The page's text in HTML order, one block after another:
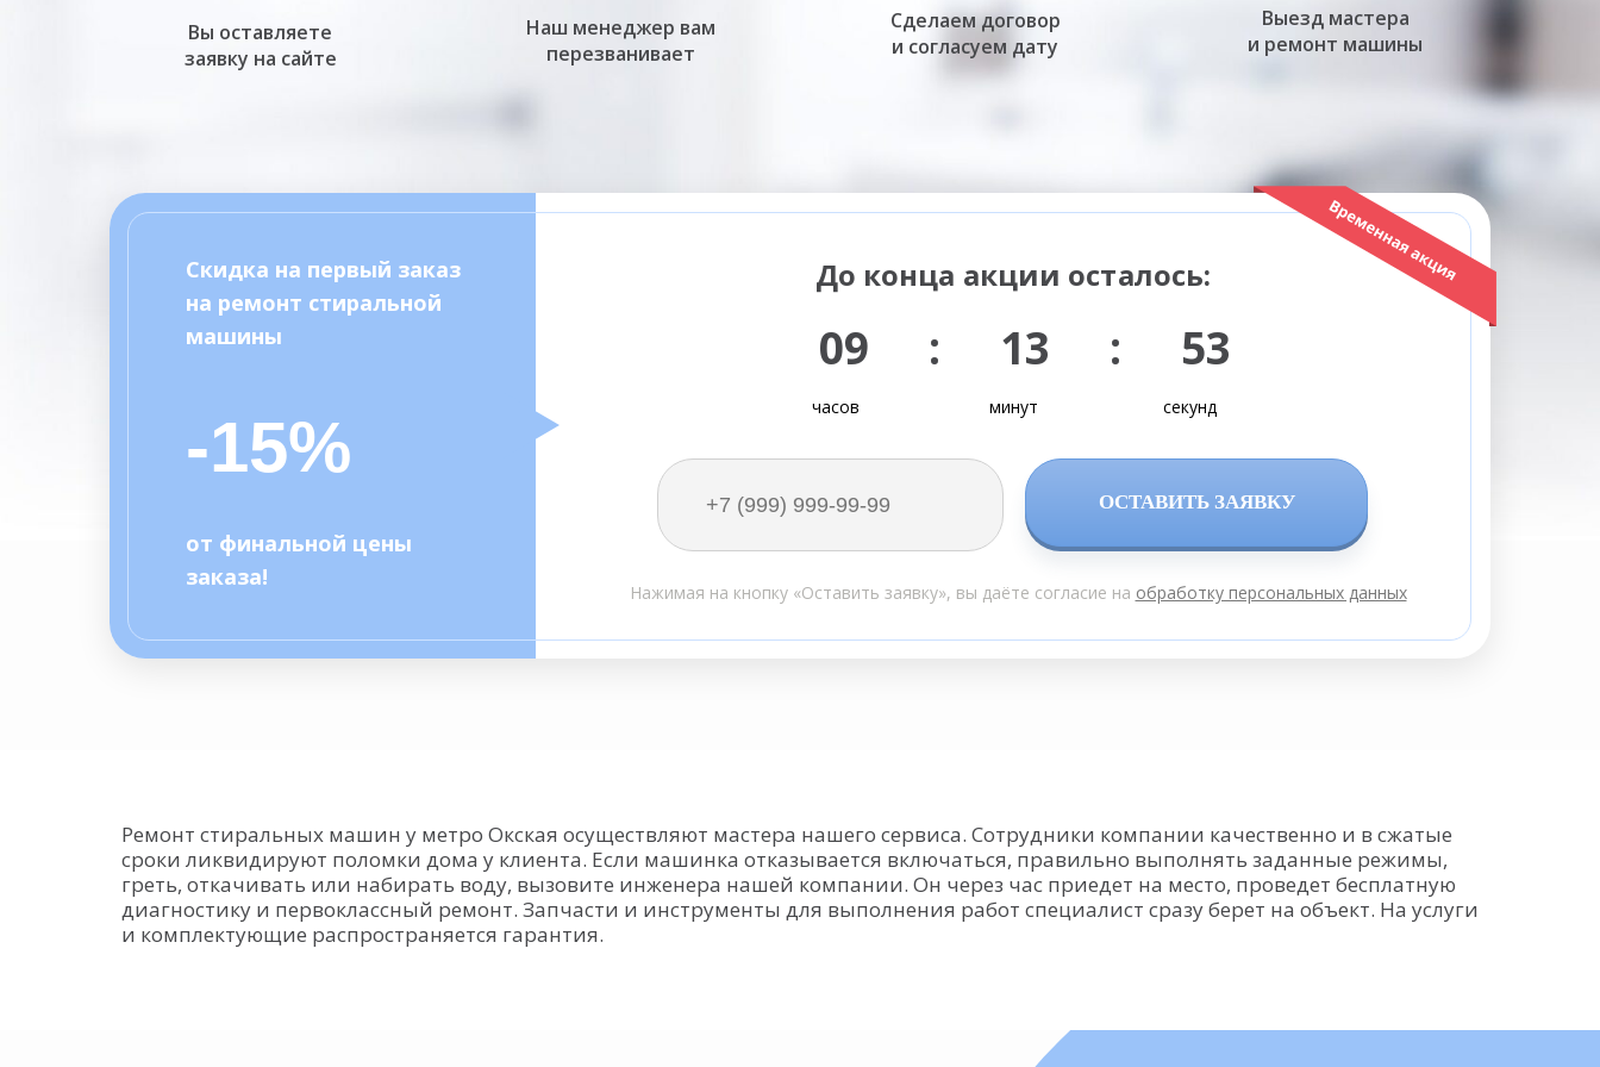
09 : 13 : 52
До конца акции осталось:
Скидка на первый заказ
на ремонт стиральной
машины
от финальной цены
заказа!
-15%
ОСТАВИТЬ ЗАЯВКУ
Нажимая на кнопку «Оставить заявку», вы даёте согласие на обработку персональных данных
секунд
минут
часов
Выезд мастера
и ремонт машины
Сделаем договор
и согласуем дату
Наш менеджер вам
перезванивает
Вы оставляете
заявку на сайте
Ремонт стиральных машин у метро Окская осуществляют мастера нашего сервиса. Сотрудники компании качественно и в сжатые
сроки ликвидируют поломки дома у клиента. Если машинка отказывается включаться, правильно выполнять заданные режимы,
греть, откачивать или набирать воду, вызовите инженера нашей компании. Он через час приедет на место, проведет бесплатную
диагностику и первоклассный ремонт. Запчасти и инструменты для выполнения работ специалист сразу берет на объект. На услуги
и комплектующие распространяется гарантия.